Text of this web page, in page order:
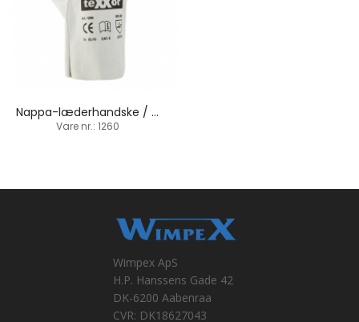
Nappa-læderhandske / gede-fårskind / fuld læder
Vare nr.: 1260
Wimpex ApS
H.P. Hanssens Gade 42
DK-6200 Aabenraa
CVR: DK18627043